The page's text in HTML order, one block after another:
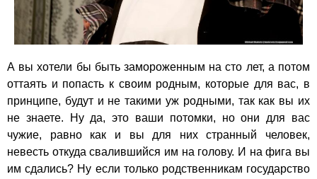
А вы хотели бы быть замороженным на сто лет, а потом
оттаять и попасть к своим родным, которые для вас, в
принципе, будут и не такими уж родными, так как вы их
не знаете. Ну да, это ваши потомки, но они для вас
чужие, равно как и вы для них странный человек,
невесть откуда свалившийся им на голову. И на фига вы
им сдались? Ну если только родственникам государство